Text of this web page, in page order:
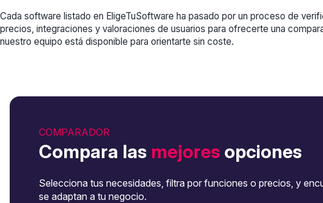
Cada software listado en EligeTuSoftware ha pasado por un proceso de
precios, integraciones y valoraciones de usuarios para ofrecerte una
nuestro equipo está disponible para orientarte sin coste.
COMPARADOR
Compara las mejores opciones
Selecciona tus necesidades, filtra por funciones o precios, y
se adaptan a tu negocio.